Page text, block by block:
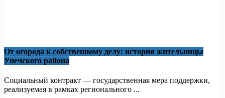
От огорода к собственному делу: история жительницы
Унечского района
Социальный контракт — государственная мера поддержки,
реализуемая в рамках регионального ...